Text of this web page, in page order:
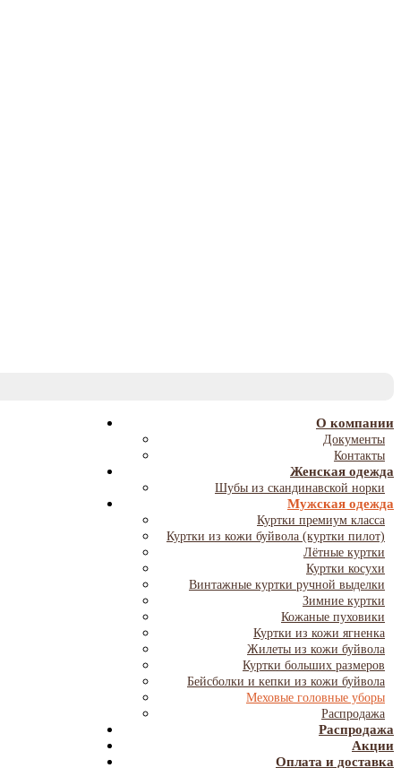
О компании
Документы
Контакты
Женская одежда
Шубы из скандинавской норки
Мужская одежда
Куртки премиум класса
Куртки из кожи буйвола (куртки пилот)
Лётные куртки
Куртки косухи
Винтажные куртки ручной выделки
Зимние куртки
Кожаные пуховики
Куртки из кожи ягненка
Жилеты из кожи буйвола
Куртки больших размеров
Бейсболки и кепки из кожи буйвола
Меховые головные уборы
Распродажа
Распродажа
Акции
Оплата и доставка